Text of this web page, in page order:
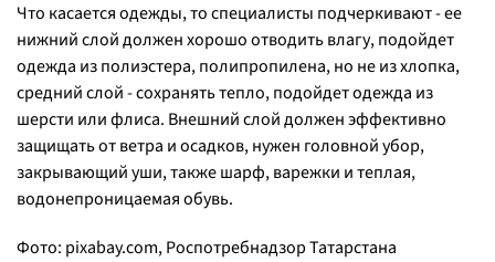
Что касается одежды, то специалисты подчеркивают - ее
нижний слой должен хорошо отводить влагу, подойдет
одежда из полиэстера, полипропилена, но не из хлопка,
средний слой - сохранять тепло, подойдет одежда из
шерсти или флиса. Внешний слой должен эффективно
защищать от ветра и осадков, нужен головной убор,
закрывающий уши, также шарф, варежки и теплая,
водонепроницаемая обувь.
Фото: pixabay.com, Роспотребнадзор Татарстана